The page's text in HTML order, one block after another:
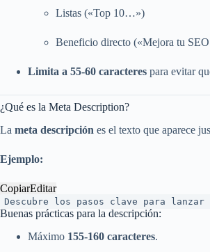
Listas («Top 10…»)
Beneficio directo («Mejora tu
Limita a 55-60 caracteres para evitar
¿Qué es la Meta Description?
La meta descripción es el texto que aparece
Ejemplo:
CopiarEditar
Descubre los pasos clave para
Buenas prácticas para la descripción:
Máximo 155-160 caracteres.